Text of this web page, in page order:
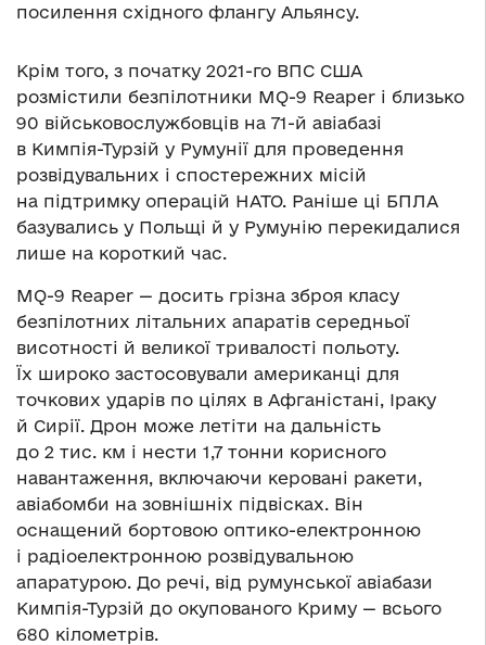
посилення східного флангу Альянсу.
Крім того, з початку 2021-го ВПС США
розмістили безпілотники MQ-9 Reaper і близько
90 військовослужбовців на 71-й авіабазі
в Кимпія-Турзій у Румунії для проведення
розвідувальних і спостережних місій
на підтримку операцій НАТО. Раніше ці БПЛА
базувались у Польщі й у Румунію перекидалися
лише на короткий час.
MQ-9 Reaper — досить грізна зброя класу
безпілотних літальних апаратів середньої
висотності й великої тривалості польоту.
Їх широко застосовували американці для
точкових ударів по цілях в Афганістані, Іраку
й Сирії. Дрон може летіти на дальність
до 2 тис. км і нести 1,7 тонни корисного
навантаження, включаючи керовані ракети,
авіабомби на зовнішніх підвісках. Він
оснащений бортовою оптико-електронною
і радіоелектронною розвідувальною
апаратурою. До речі, від румунської авіабази
Кимпія-Турзій до окупованого Криму — всього
680 кілометрів.